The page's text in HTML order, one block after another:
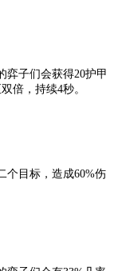
弈子们会获得20护甲
倍，持续4秒。
个目标，造成60%伤